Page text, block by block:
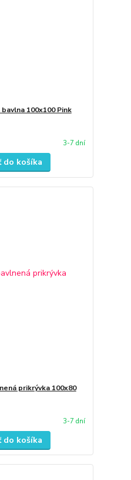
100x100 Pink
3-7 dní
do košíka
prikrývka 100x80
3-7 dní
do košíka